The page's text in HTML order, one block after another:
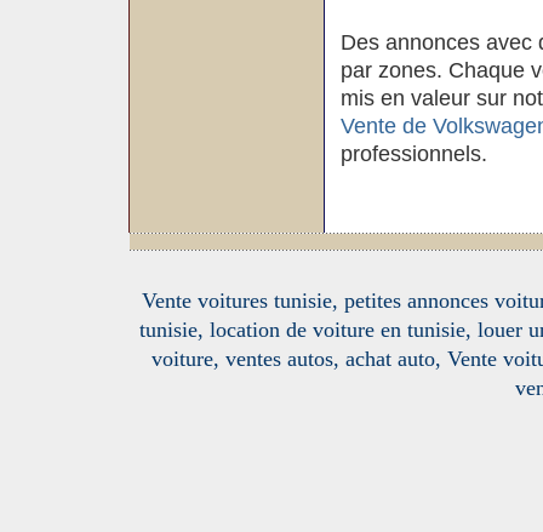
Des annonces avec
par zones. Chaque
mis en valeur sur
Vente de
professionnels.
Vente voitures tunisie, petites annonces
tunisie, location de voiture en tunisie, louer
voiture, ventes autos, achat auto, Vente